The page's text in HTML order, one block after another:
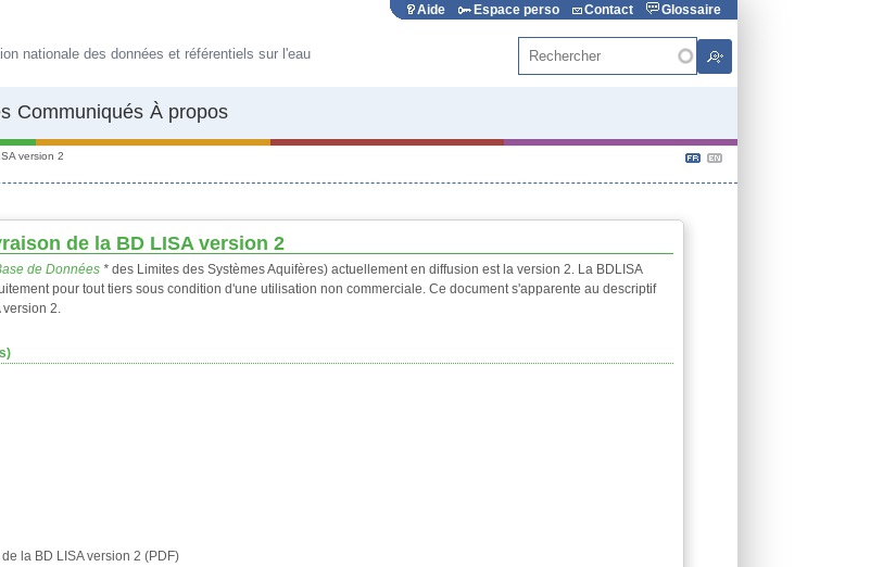
nationale des données et référentiels sur l'eau
Communiqués À propos
Aide Espace perso Contact Glossaire
Rechercher
version 2
de la BD LISA version 2
de Données * des Limites des Systèmes Aquifères) actuellement en diffusion est la version 2. La BDLISA
pour tout tiers sous condition d'une utilisation non commerciale. Ce document s'apparente au descriptif
2.
la BD LISA version 2 (PDF)